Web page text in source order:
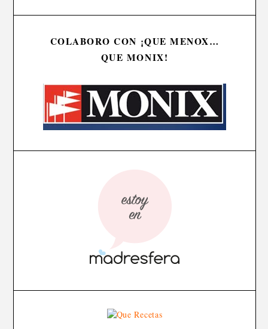
COLABORO CON ¡QUE MENOX…
QUE MONIX!